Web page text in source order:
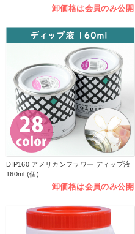
卸価格は会員のみ公開
DIP160 アメリカンフラワー ディップ液
160ml (個)
卸価格は会員のみ公開